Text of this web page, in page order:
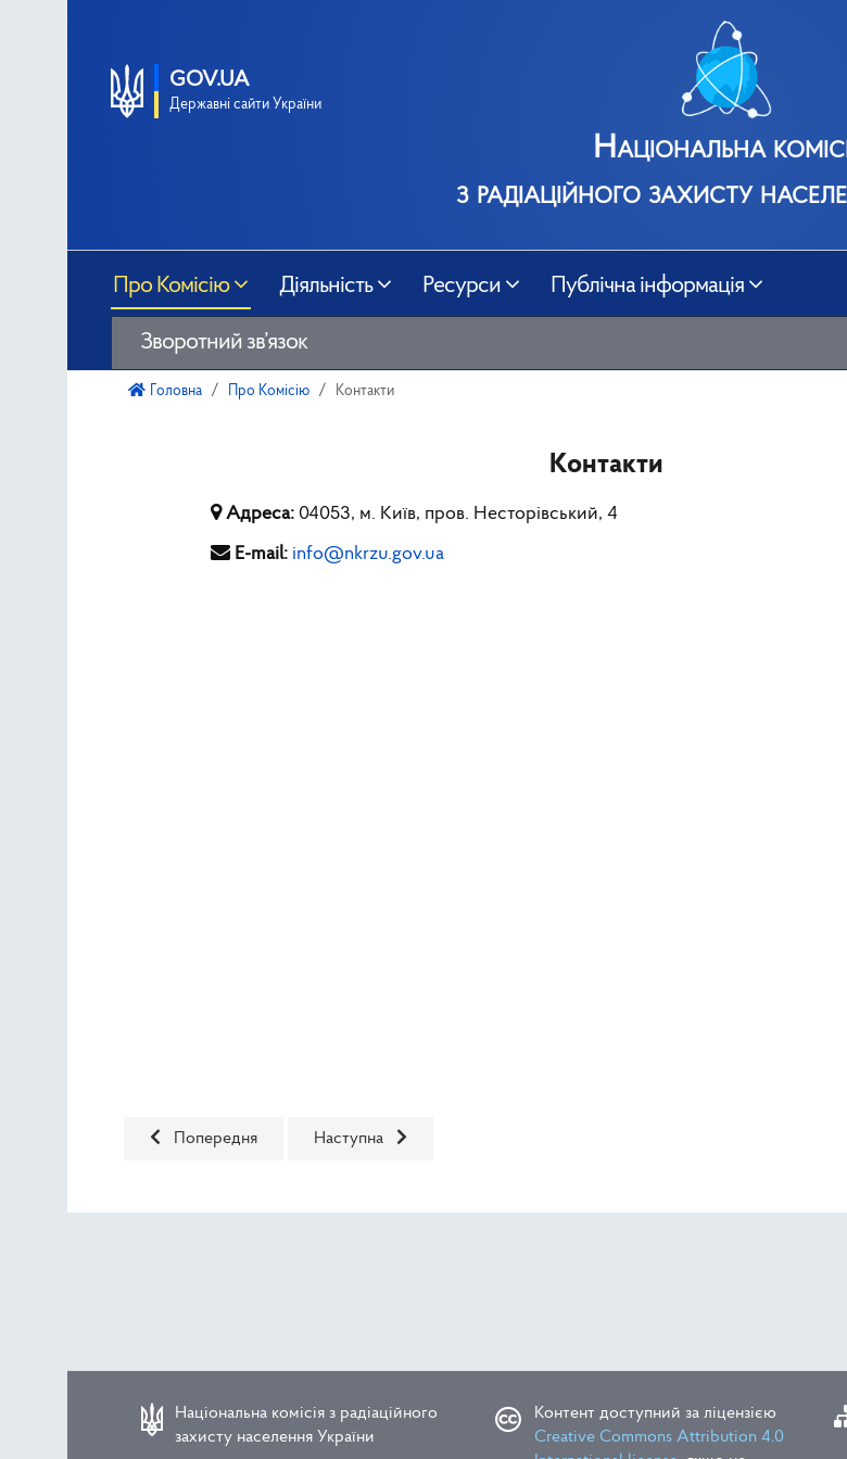
GOV.UA
Державні сайти України
Національна
з радіаційного захисту
Про Комісію Діяльність Ресурси Публічна інформація
Зворотний зв’язок
Головна Про Комісію Контакти
Контакти
Адреса: 04053, м. Київ, пров. Несторівський, 4
E-mail: info@nkrzu.gov.ua
Попередня стаття: Склад I скликання
Попередня Наступна стаття: Апарат
Наступна
Національна комісія з радіаційного
захисту населення України
Контент доступний за ліцензією
Creative Commons Attribution 4.0